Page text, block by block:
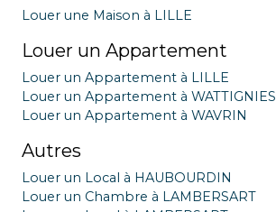
Louer une Maison à LILLE
Louer un Appartement
Louer un Appartement à LILLE
Louer un Appartement à WATTIGNIES
Louer un Appartement à WAVRIN
Autres
Louer un Local à HAUBOURDIN
Louer un Chambre à LAMBERSART